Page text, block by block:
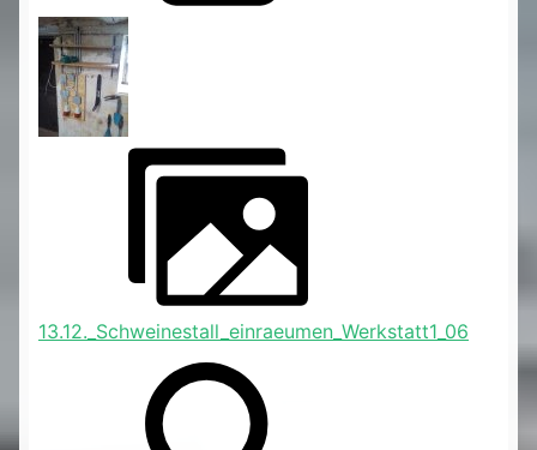
13.12._Schweinestall_einraeumen_Werkstatt1_06